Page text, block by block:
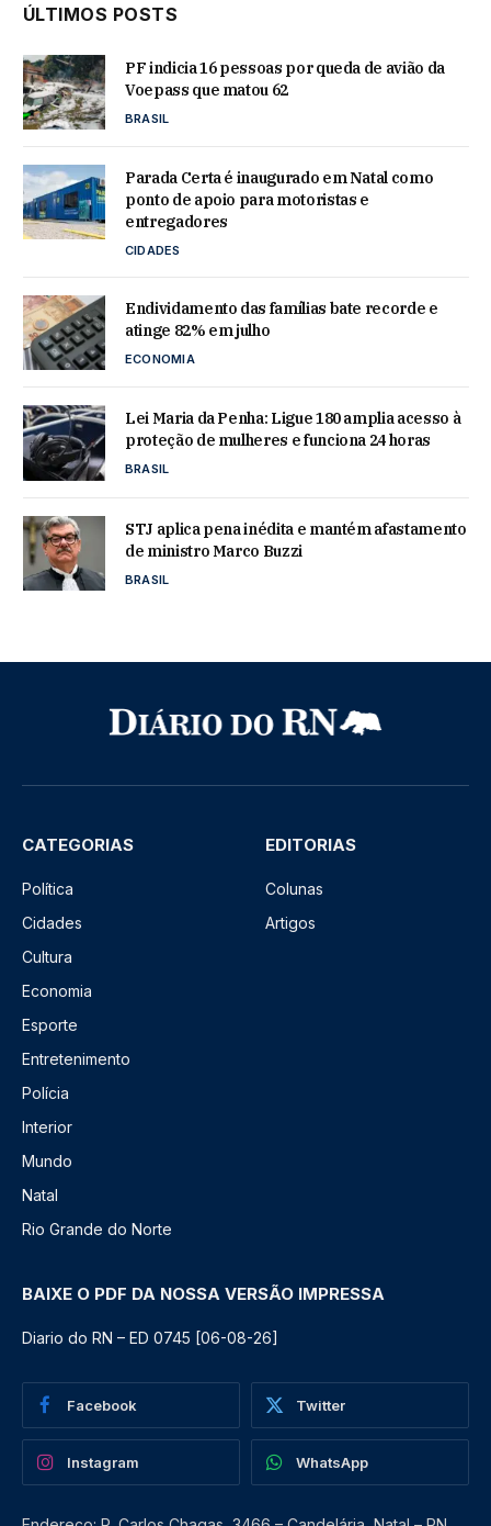
ÚLTIMOS POSTS
PF indicia 16 pessoas por queda de avião da
Voepass que matou 62
BRASIL
Parada Certa é inaugurado em Natal como
ponto de apoio para motoristas e
entregadores
CIDADES
Endividamento das famílias bate recorde e
atinge 82% em julho
ECONOMIA
Lei Maria da Penha: Ligue 180 amplia acesso à
proteção de mulheres e funciona 24 horas
BRASIL
STJ aplica pena inédita e mantém afastamento
de ministro Marco Buzzi
BRASIL
CATEGORIAS
Política
Cidades
Cultura
Economia
Esporte
Entretenimento
Polícia
Interior
Mundo
Natal
Rio Grande do Norte
EDITORIAS
Colunas
Artigos
BAIXE O PDF DA NOSSA VERSÃO IMPRESSA
Diario do RN – ED 0745 [06-08-26]
Facebook Twitter
Instagram WhatsApp